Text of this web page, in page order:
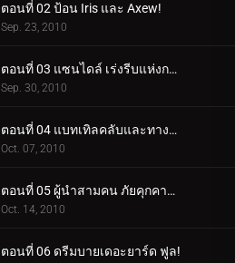
ตอนที่ 02 ป้อน Iris และ Axew!
Sep. 23, 2010
ตอนที่ 03 แซนไดล์ เร่งรีบแห่งการเปลี่ยนแปลง!
Sep. 30, 2010
ตอนที่ 04 แบทเทิลคลับและทางเลือกของเทปิก!
Oct. 07, 2010
ตอนที่ 05 ผู้นำสามคน ภัยคุกคามของทีม!
Oct. 14, 2010
ตอนที่ 06 ดรีมบายเดอะยาร์ด ฟูล!